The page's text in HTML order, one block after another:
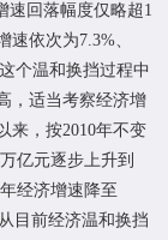
速回落幅度仅略超1
依次为7.3%、
个温和换挡过程中
，适当考察经济增
来，按2010年不变
亿元逐步上升到
经济增速降至
目前经济温和换挡